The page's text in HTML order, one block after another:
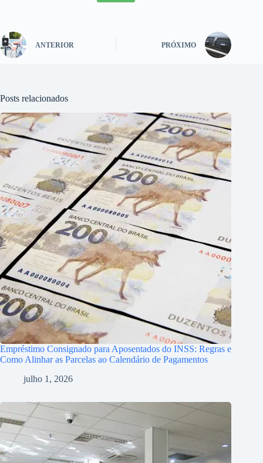
ANTERIOR PRÓXIMO
Posts relacionados
Empréstimo Consignado para Aposentados do INSS: Regras e
Como Alinhar as Parcelas ao Calendário de Pagamentos
julho 1, 2026